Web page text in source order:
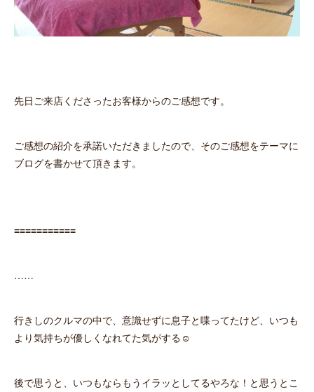
先日ご来店くださったお客様からのご感想です。
ご感想の紹介を承諾いただきましたので、そのご感想をテーマに
ブログを書かせて頂きます。
≡≡≡≡≡≡≡≡≡≡≡
……
行きしのクルマの中で、意識せずに息子と喋ってたけど、いつも
より気持ちが優しくなれてた気がする☺︎
後で思うと、いつもならもうイラッとしてるやろな！と思うとこ